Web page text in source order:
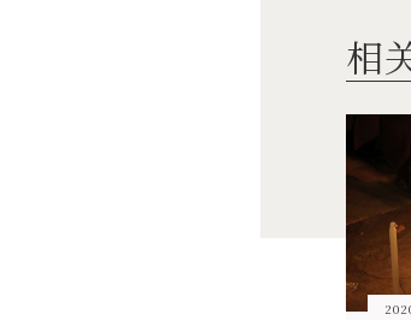
相